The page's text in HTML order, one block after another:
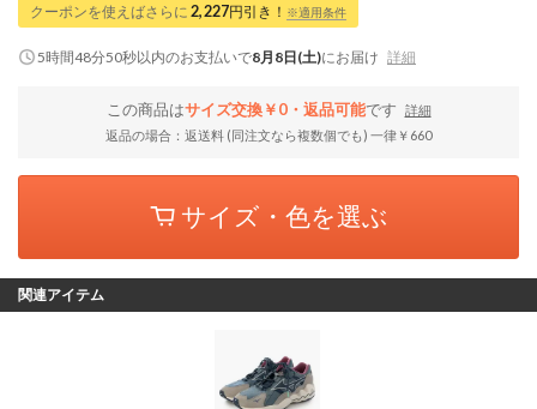
クーポンを使えばさらに 2,227円引き！ ※適用条件
5時間48分50秒以内のお支払いで8月8日(土)にお届け 詳細
この商品はサイズ交換￥0・返品可能です
詳細
返品の場合：返送料 (同注文なら複数個でも) 一律￥660
サイズ・色を選ぶ
関連アイテム